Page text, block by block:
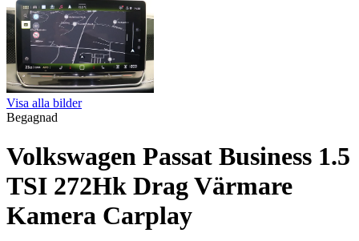
Visa alla bilder
Begagnad
Volkswagen Passat Business 1.5
TSI 272Hk Drag Värmare
Kamera Carplay